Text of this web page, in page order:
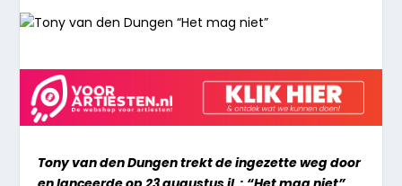
Tony van den Dungen trekt de ingezette weg door